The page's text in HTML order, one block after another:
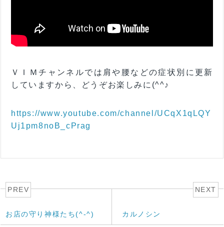
ＶＩＭチャンネルでは肩や腰などの症状別に更新
していますから、どうぞお楽しみに(^^♪
https://www.youtube.com/channel/UCqX1qLQY
Uj1pm8noB_cPrag
PREV
お店の守り神様たち(^-^)
NEXT
カルノシン